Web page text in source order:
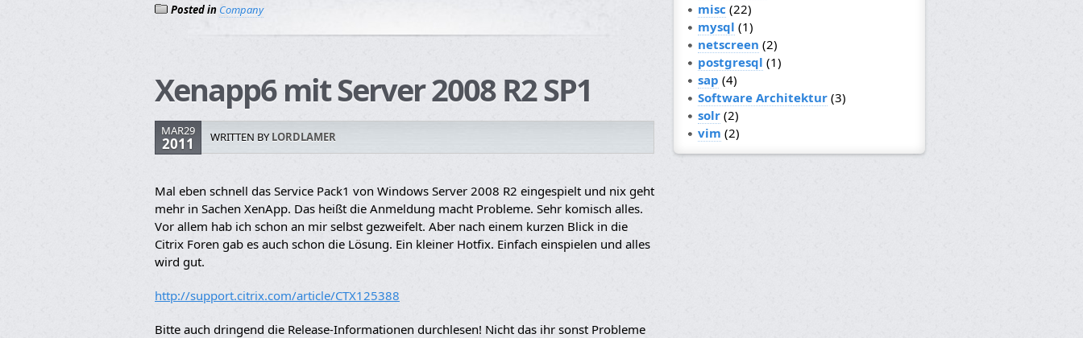
Posted in Company
Xenapp6 mit Server 2008 R2 SP1
MAR29
2011 WRITTEN BYLORDLAMER
Mal eben schnell das Service Pack1 von Windows Server 2008 R2 eingespielt und nix geht
mehr in Sachen XenApp. Das heißt die Anmeldung macht Probleme. Sehr komisch alles.
Vor allem hab ich schon an mir selbst gezweifelt. Aber nach einem kurzen Blick in die
Citrix Foren gab es auch schon die Lösung. Ein kleiner Hotfix. Einfach einspielen und alles
wird gut.
http://support.citrix.com/article/CTX125388
Bitte auch dringend die Release-Informationen durchlesen! Nicht das ihr sonst Probleme
misc (22)
mysql (1)
netscreen (2)
postgresql (1)
sap (4)
Software Architektur (3)
solr (2)
vim (2)